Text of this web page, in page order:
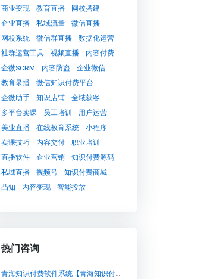
商业变现
教育直播
网校搭建
企业直播
私域流量
微信直播
网校系统
微信群直播
数据化运营
社群运营工具
视频直播
内容付费
企微SCRM
内容防盗
企业微信
教育录播
微信知识付费平台
企微助手
知识店铺
全域获客
多平台卖课
员工培训
用户运营
美业直播
在线教育系统
小程序
卖课技巧
内容交付
职业培训
直播软件
企业营销
知识付费源码
私域直播
视频号
知识付费商城
凸知
内容变现 智能投放
热门咨询
青海知识付费软件系统【青海知识付费软件系统知识付费系统系统怎么制作，知识付费系统搭建使用教程】